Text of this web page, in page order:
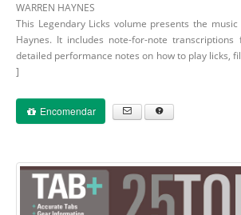
WARREN HAYNES
This Legendary Licks volume presents the
Haynes. It includes note-for-note
detailed performance notes on how to play licks,
]
Encomendar